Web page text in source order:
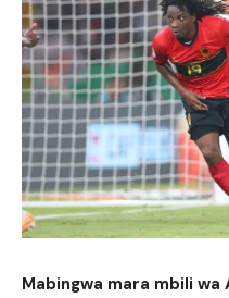
Mabingwa mara mbili